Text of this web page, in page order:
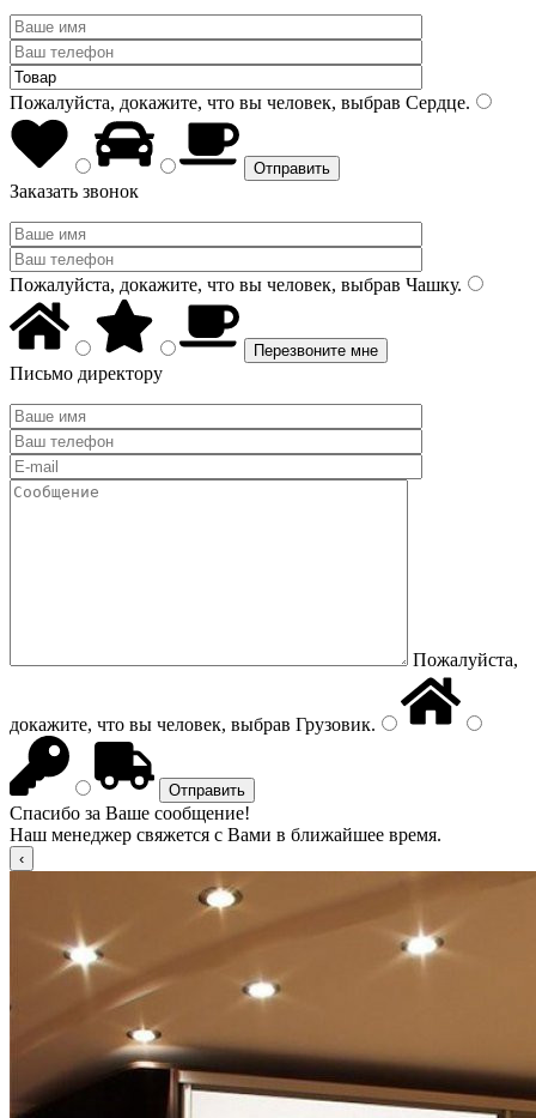
Пожалуйста, докажите, что вы человек, выбрав Сердце.
Заказать звонок
Пожалуйста, докажите, что вы человек, выбрав Чашку.
Письмо директору
Пожалуйста,
докажите, что вы человек, выбрав Грузовик.
Спасибо за Ваше сообщение!
Наш менеджер свяжется с Вами в ближайшее время.